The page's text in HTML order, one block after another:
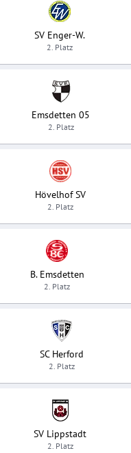
SV Enger-W.
2. Platz
Emsdetten 05
2. Platz
Hövelhof SV
2. Platz
B. Emsdetten
2. Platz
SC Herford
2. Platz
SV Lippstadt
2. Platz